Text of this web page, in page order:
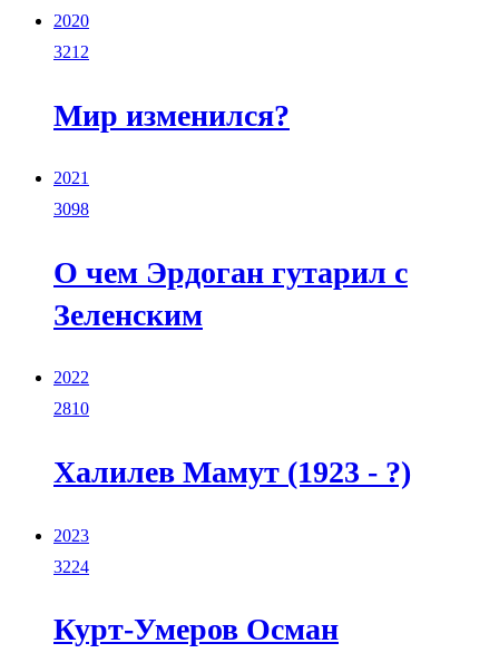
2020
3212
Мир изменился?
2021
3098
О чем Эрдоган гутарил с
Зеленским
2022
2810
Халилев Мамут (1923 - ?)
2023
3224
Курт-Умеров Осман